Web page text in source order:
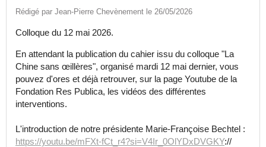
Rédigé par Jean-Pierre Chevènement le 26/05/2026
Colloque du 12 mai 2026.
En attendant la publication du cahier issu du colloque "La
Chine sans œillères", organisé mardi 12 mai dernier, vous
pouvez d'ores et déjà retrouver, sur la page Youtube de la
Fondation Res Publica, les vidéos des différentes
interventions.
L'introduction de notre présidente Marie-Françoise Bechtel :
https://youtu.be/mFXt-fCt_r4?si=V4Ir_0OlYDxDVGKY://